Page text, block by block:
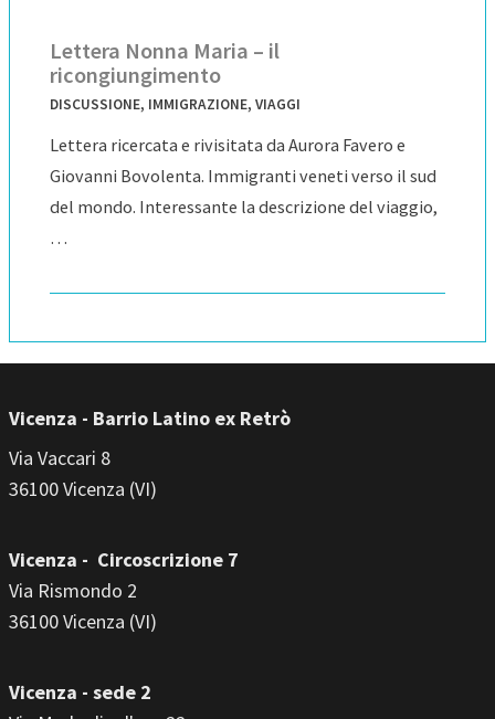
Lettera Nonna Maria – il
ricongiungimento
DISCUSSIONE, IMMIGRAZIONE, VIAGGI
Lettera ricercata e rivisitata da Aurora Favero e
Giovanni Bovolenta. Immigranti veneti verso il sud
del mondo. Interessante la descrizione del viaggio,
…
Vicenza - Barrio Latino ex Retrò
Via Vaccari 8
36100 Vicenza (VI)
Vicenza - Circoscrizione 7
Via Rismondo 2
36100 Vicenza (VI)
Vicenza - sede 2